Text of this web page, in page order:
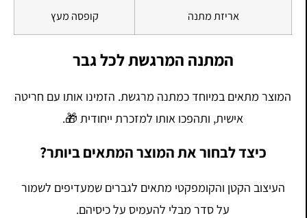
אריזת מתנה קופסה מעץ
המתנה המרגשת לכל גבר
המוצר מתאים במיוחד כמתנה מרגשת. הזמינו אותו עם חריטה
אישית, ותהפכו אותו למזכרת ייחודית 🎁.
כיצד לבחור את המוצר המתאים ביותר?
העיצוב הקטן והקומפקטי מתאים לגברים שמעדיפים לשמור
על סדר מבלי להעמיס על כיסיהם.